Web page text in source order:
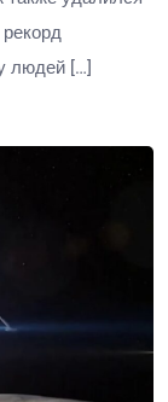
людей […]